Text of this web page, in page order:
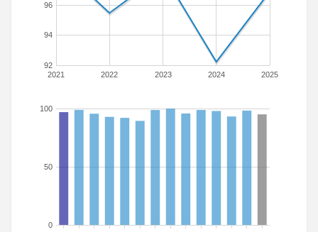
2021 2022 2023 2024 2025
92
94
96
0
50
100